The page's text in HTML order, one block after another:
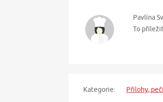
Pavlína
To
Kategorie: Přílohy,